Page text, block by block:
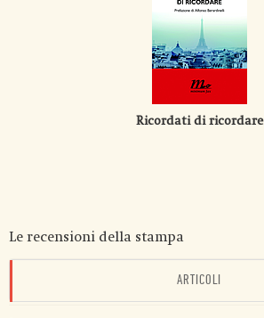
Ricordati di ricordare
Le recensioni della stampa
ARTICOLI